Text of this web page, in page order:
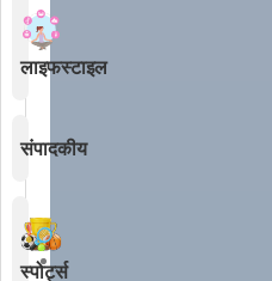
लाइफस्टाइल
संपादकीय
स्पोर्ट्सHindi